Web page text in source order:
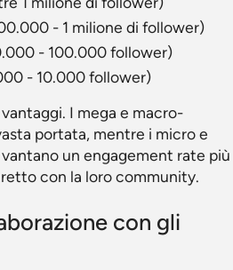
- 1 milione di follower)
- 100.000 follower)
- 10.000 follower)
I mega e macro-
portata, mentre i micro e
un engagement rate più
con la loro community.
con gli